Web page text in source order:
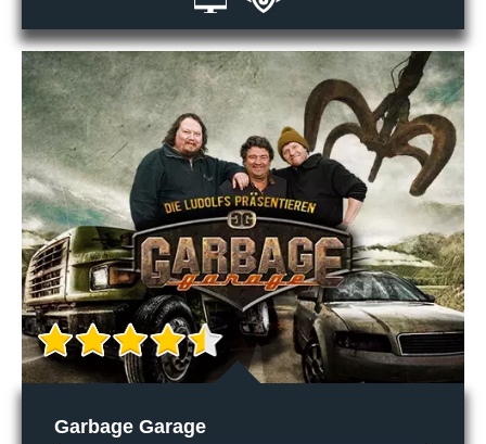
Garbage Garage